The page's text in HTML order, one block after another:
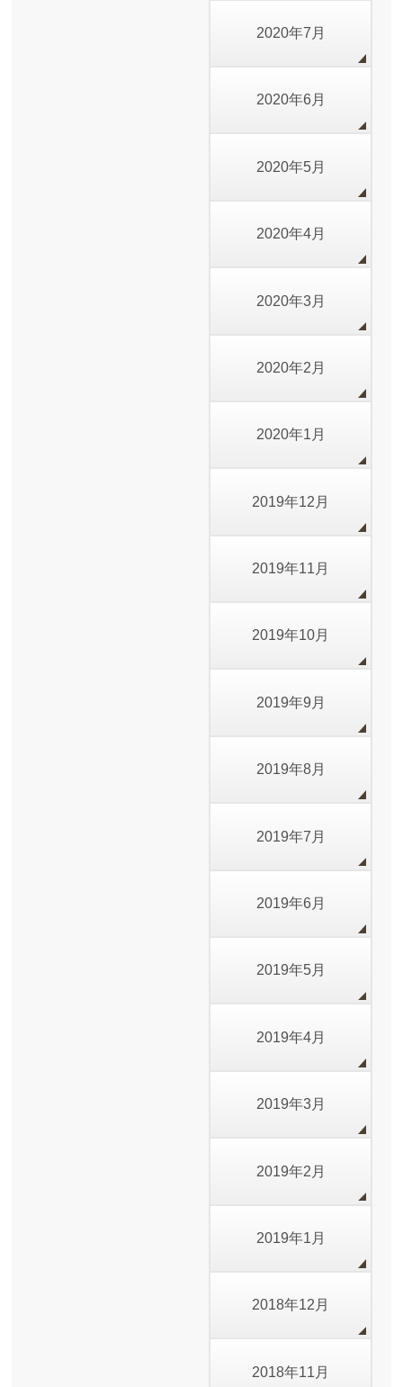
2020年7月
2020年6月
2020年5月
2020年4月
2020年3月
2020年2月
2020年1月
2019年12月
2019年11月
2019年10月
2019年9月
2019年8月
2019年7月
2019年6月
2019年5月
2019年4月
2019年3月
2019年2月
2019年1月
2018年12月
2018年11月